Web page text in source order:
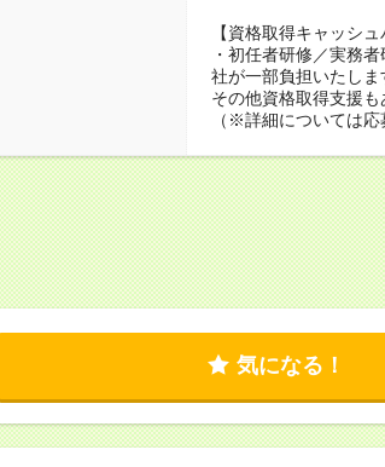
【資格取得キャッシ
・初任者研修／実務
社が一部負担いたしま
その他資格取得支援
（※詳細については応
気になる！